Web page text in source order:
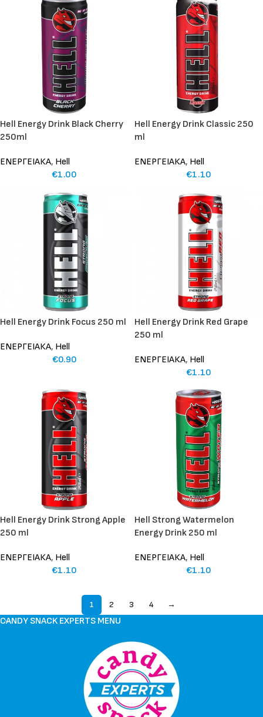
Hell Energy Drink Black Cherry
250ml
ΕΝΕΡΓΕΙΑΚΑ, Hell
€1.00
Hell Energy Drink Classic 250
ml
ΕΝΕΡΓΕΙΑΚΑ, Hell
€1.10
Hell Energy Drink Focus 250 ml
ΕΝΕΡΓΕΙΑΚΑ, Hell
€0.90
Hell Energy Drink Red Grape
250 ml
ΕΝΕΡΓΕΙΑΚΑ, Hell
€1.10
Hell Energy Drink Strong Apple
250 ml
ΕΝΕΡΓΕΙΑΚΑ, Hell
€1.10
Hell Strong Watermelon
Energy Drink 250 ml
ΕΝΕΡΓΕΙΑΚΑ, Hell
€1.10
1 2 3 4 →
CANDY SNACK EXPERTS MENU